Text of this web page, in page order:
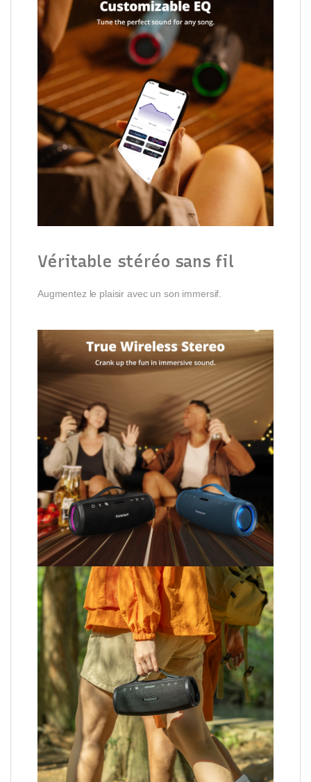
Véritable stéréo sans fil
Augmentez le plaisir avec un son immersif.